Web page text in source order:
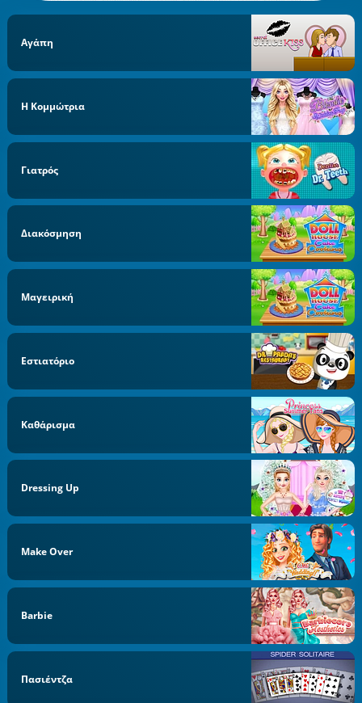
Αγάπη
Η Κομμώτρια
Γιατρός
Διακόσμηση
Μαγειρική
Εστιατόριο
Καθάρισμα
Dressing Up
Make Over
Barbie
Πασιέντζα